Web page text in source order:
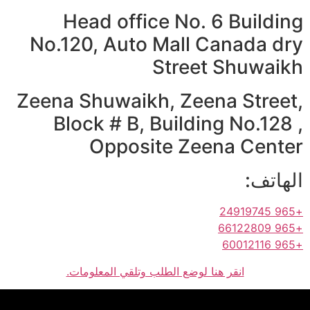
Head office No. 6 Building
No.120, Auto Mall Canada dry
Street Shuwaikh
Zeena Shuwaikh, Zeena Street,
Block # B, Building No.128 ,
Opposite Zeena Center
الهاتف:
+965 24919745
+965 66122809
+965 60012116
انقر هنا لوضع الطلب وتلقي المعلومات.